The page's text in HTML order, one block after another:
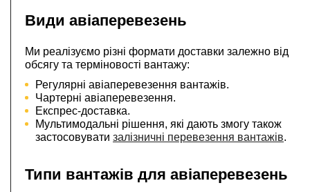
Види авіаперевезень
Ми реалізуємо різні формати доставки залежно від
обсягу та терміновості вантажу:
Регулярні авіаперевезення вантажів.
Чартерні авіаперевезення.
Експрес-доставка.
Мультимодальні рішення, які дають змогу також
застосовувати залізничні перевезення вантажів.
Типи вантажів для авіаперевезень